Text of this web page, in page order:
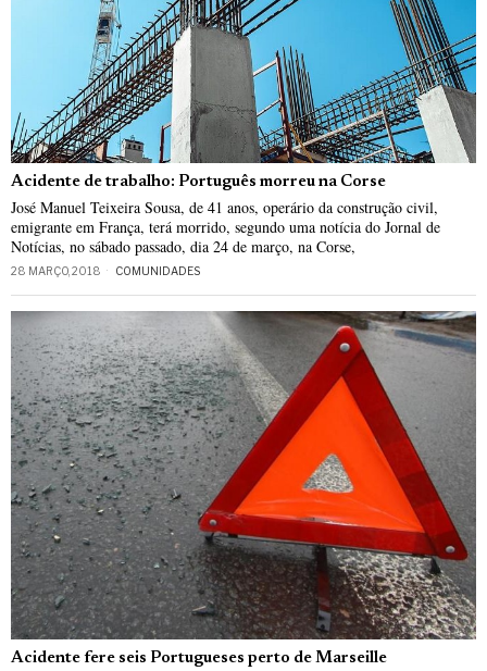
Acidente de trabalho: Português morreu na Corse
José Manuel Teixeira Sousa, de 41 anos, operário da construção civil,
emigrante em França, terá morrido, segundo uma notícia do Jornal de
Notícias, no sábado passado, dia 24 de março, na Corse,
28 MARÇO, 2018 COMUNIDADES
Acidente fere seis Portugueses perto de Marseille